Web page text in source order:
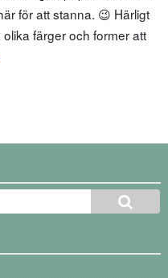
för att stanna. 😉 Härligt
färger och former att